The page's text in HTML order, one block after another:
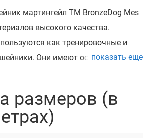
мартингейл ТМ BronzeDog Mes
высокого качества.
как тренировочные и
Они имеют особую
поводок. Ошейник такой
шею собаки при резком
показать еще
размеров (в